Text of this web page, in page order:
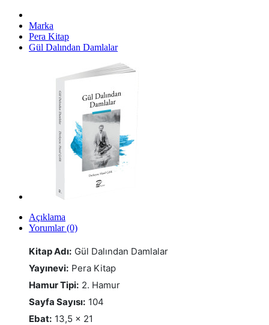
Marka
Pera Kitap
Gül Dalından Damlalar
Açıklama
Yorumlar (0)
Kitap Adı: Gül Dalından Damlalar
Yayınevi: Pera Kitap
Hamur Tipi: 2. Hamur
Sayfa Sayısı: 104
Ebat: 13,5 x 21